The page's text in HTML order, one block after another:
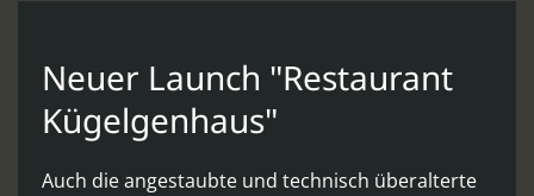
Neuer Launch "Restaurant
Kügelgenhaus"
Auch die angestaubte und technisch überalterte